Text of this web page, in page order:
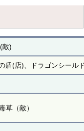
敵)
盾(店)、ドラゴンシール
草（敵）